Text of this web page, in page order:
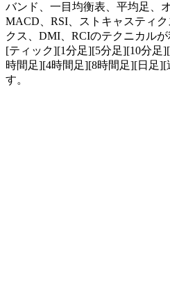
バンド、一目均衡表、平均足、
MACD、RSI、ストキャスティ
クス、DMI、RCIのテクニカル
[ティック][1分足][5分足][10分足
時間足][4時間足][8時間足][日足][
す。